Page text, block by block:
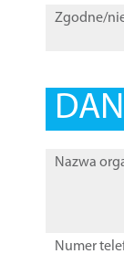
Zgodne/
Nazwa
Numer